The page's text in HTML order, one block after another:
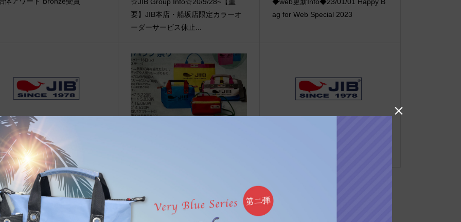
要】JIB本店・船坂店限定カラーオ
ーダーサービス休止...
ag for Web Special 2023
Info●26/2/2～ コ・ス・パ
にてJIBフェア開催！
